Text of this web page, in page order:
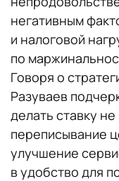
негативным
и налоговой
по
Говоря о
Разуваев
делать ставку
переписывание
улучшение
в удобство для